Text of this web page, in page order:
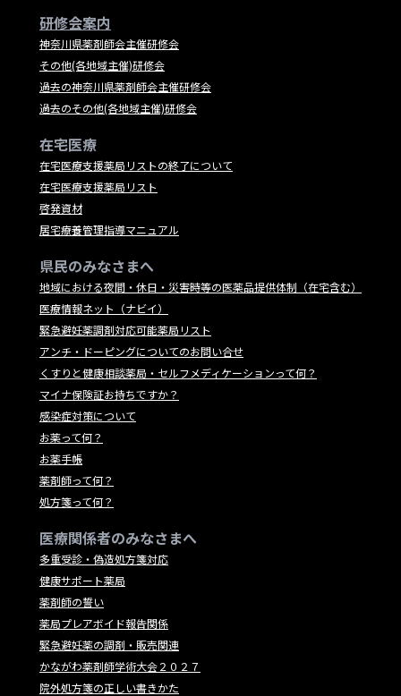
研修会案内
神奈川県薬剤師会主催研修会
その他(各地域主催)研修会
過去の神奈川県薬剤師会主催研修会
過去のその他(各地域主催)研修会
在宅医療
在宅医療支援薬局リストの終了について
在宅医療支援薬局リスト
啓発資材
居宅療養管理指導マニュアル
県民のみなさまへ
地域における夜間・休日・災害時等の医薬品提供体制（在宅含む）
医療情報ネット（ナビイ）
緊急避妊薬調剤対応可能薬局リスト
アンチ・ドーピングについてのお問い合せ
くすりと健康相談薬局・セルフメディケーションって何？
マイナ保険証お持ちですか？
感染症対策について
お薬って何？
お薬手帳
薬剤師って何？
処方箋って何？
医療関係者のみなさまへ
多重受診・偽造処方箋対応
健康サポート薬局
薬剤師の誓い
薬局プレアボイド報告関係
緊急避妊薬の調剤・販売関連
かながわ薬剤師学術大会２０２７
院外処方箋の正しい書きかた